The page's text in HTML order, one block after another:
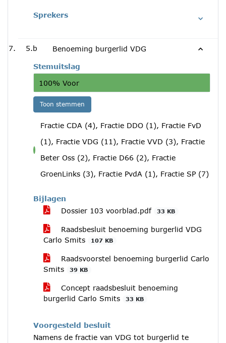
Sprekers
5.b Benoeming burgerlid VDG
Stemuitslag
100% Voor
Toon stemmen
voor
Fractie CDA (4), Fractie DDO (1), Fractie FvD
(1), Fractie VDG (11), Fractie VVD (3), Fractie
Beter Oss (2), Fractie D66 (2), Fractie
GroenLinks (3), Fractie PvdA (1), Fractie SP (7)
Bijlagen
Dossier 103 voorblad.pdf
33 KB
Raadsbesluit benoeming burgerlid VDG
Carlo Smits
107 KB
Raadsvoorstel benoeming burgerlid Carlo
Smits
39 KB
Concept raadsbesluit benoeming
burgerlid Carlo Smits
33 KB
Voorgesteld besluit
Namens de fractie van VDG tot burgerlid te